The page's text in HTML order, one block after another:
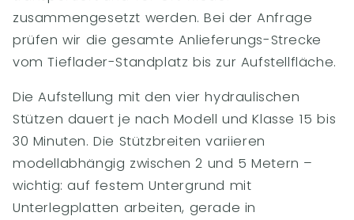
zusammengesetzt werden. Bei der Anfrage
prüfen wir die gesamte Anlieferungs-Strecke
vom Tieflader-Standplatz bis zur Aufstellfläche.
Die Aufstellung mit den vier hydraulischen
Stützen dauert je nach Modell und Klasse 15 bis
30 Minuten. Die Stützbreiten variieren
modellabhängig zwischen 2 und 5 Metern –
wichtig: auf festem Untergrund mit
Unterlegplatten arbeiten, gerade in